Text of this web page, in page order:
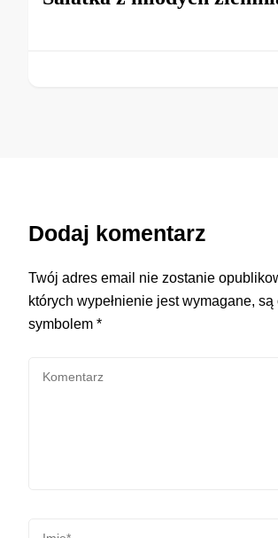
Dodaj komentarz
Twój adres email nie zostanie
których wypełnienie jest wymagane,
symbolem *